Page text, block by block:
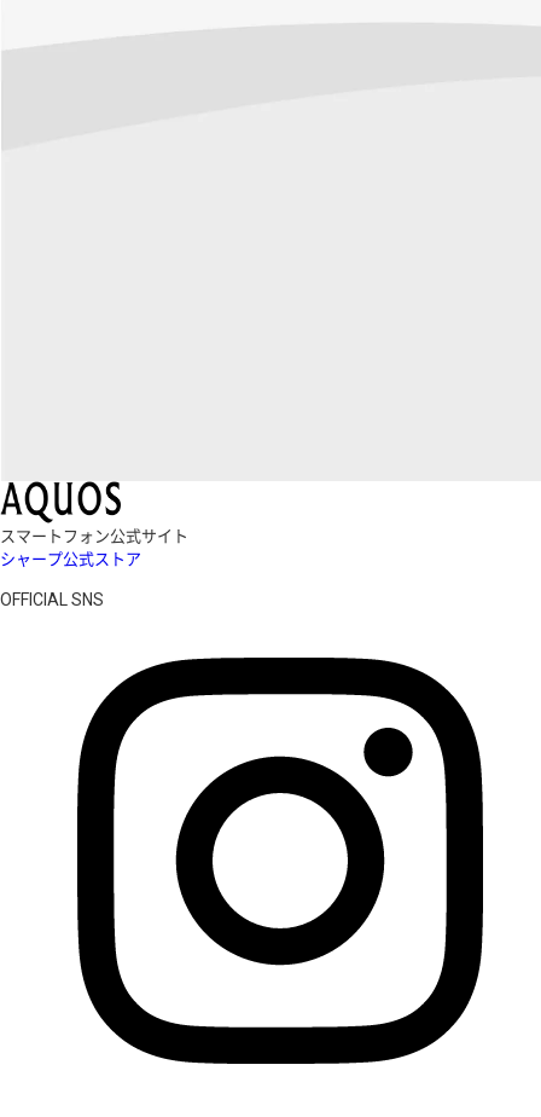
スマートフォン公式サイト
シャープ公式ストア
OFFICIAL SNS